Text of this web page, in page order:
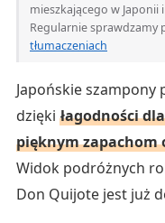
mieszkającego w Japonii
Regularnie sprawdzamy
tłumaczeniach
Japońskie szampony
dzięki łagodności
pięknym zapachom
Widok podróżnych
Don Quijote jest już